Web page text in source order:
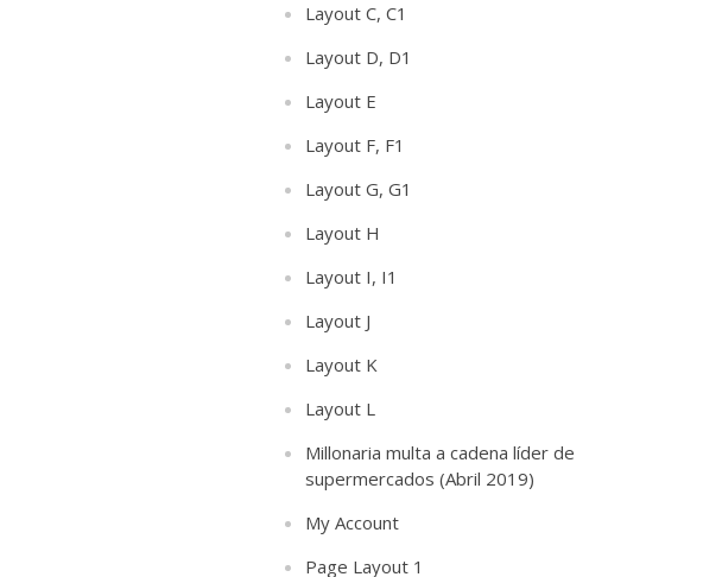
Layout C, C1
Layout D, D1
Layout E
Layout F, F1
Layout G, G1
Layout H
Layout I, I1
Layout J
Layout K
Layout L
Millonaria multa a cadena líder de
supermercados (Abril 2019)
My Account
Page Layout 1